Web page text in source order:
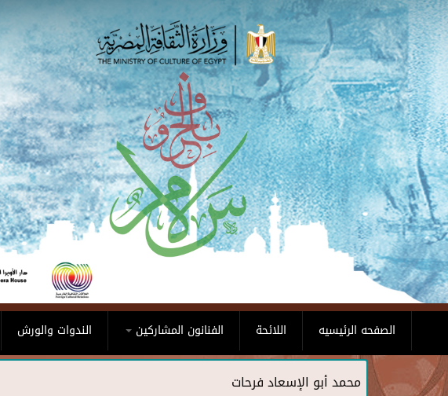
Skip to main content
الندوات والورش الفنانون المشاركين اللائحة الصفحه الرئيسيه
محمد أبو الإسعاد فرحات